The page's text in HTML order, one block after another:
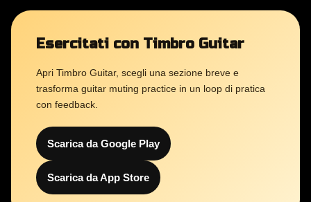
Esercitati con Timbro Guitar
Apri Timbro Guitar, scegli una sezione breve e
trasforma guitar muting practice in un loop di pratica
con feedback.
Scarica da Google Play
Scarica da App Store